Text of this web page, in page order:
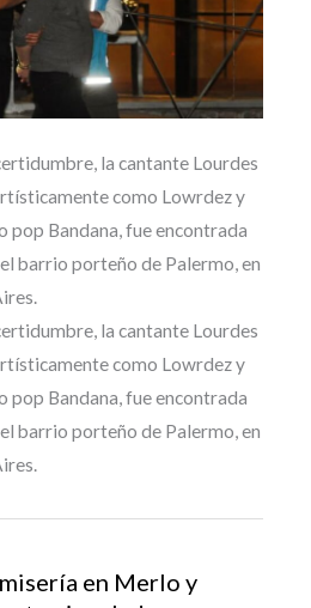
la cantante Lourdes
como Lowrdez y
pop Bandana, fue encontrada
barrio porteño de Palermo, en
la cantante Lourdes
como Lowrdez y
pop Bandana, fue encontrada
barrio porteño de Palermo, en
en Merlo y